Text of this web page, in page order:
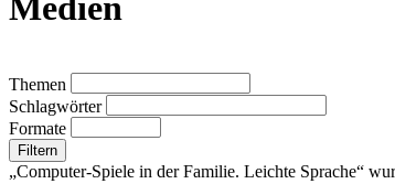
Medien
Themen
Schlagwörter
Formate
Filtern
„Computer-Spiele in der Familie. Leichte Sprache“